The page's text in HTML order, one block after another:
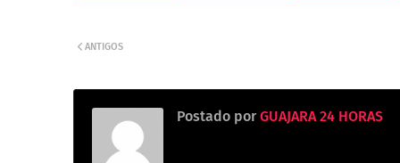
ANTIGOS
Postado por GUAJARA 24 HORAS